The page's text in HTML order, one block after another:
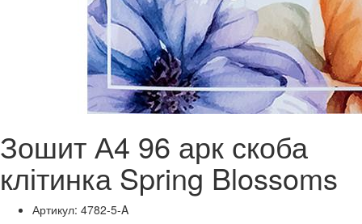
Зошит А4 96 арк скоба
клітинка Spring Blossoms
Артикул: 4782-5-A